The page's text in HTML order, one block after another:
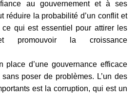
au gouvernement et à ses
réduire la probabilité d’un conflit et
qui est essentiel pour attirer les
et promouvoir la croissance
place d’une gouvernance efficace
poser de problèmes. L’un des
est la corruption, qui est un